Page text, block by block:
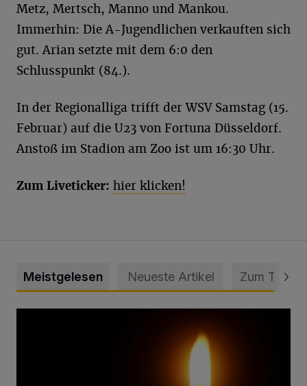
Metz, Mertsch, Manno und Mankou.
Immerhin: Die A-Jugendlichen verkauften sich
gut. Arian setzte mit dem 6:0 den
Schlusspunkt (84.).
In der Regionalliga trifft der WSV Samstag (15.
Februar) auf die U23 von Fortuna Düsseldorf.
Anstoß im Stadion am Zoo ist um 16:30 Uhr.
Zum Liveticker: hier klicken!
Meistgelesen Neueste Artikel Zum Thema